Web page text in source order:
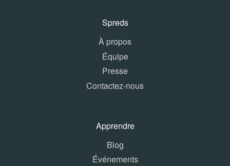
Spreds
À propos
Équipe
Presse
Contactez-nous
Apprendre
Blog
Événements